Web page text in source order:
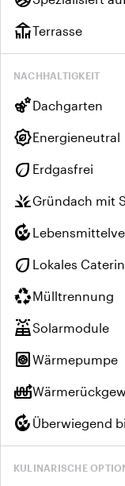
deckTerrasse
NACHHALTIGKEIT
emoji_natureDachgarten
energy_program_savingEnergieneutral
eco Erdgasfrei
grassGründach mit
compost
eco Lokales
recyclingMülltrennung
solar_powerSolarmodule
heat_pumpWärmepumpe
heat_pump_balance
compost Überwiegend
KULINARISCHE